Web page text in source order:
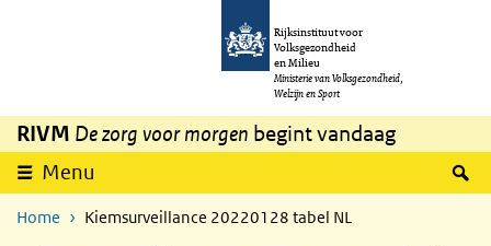
Overslaan en naar de inhoud gaan
Rijksinstituut voor
Volksgezondheid
en Milieu
Ministerie van Volksgezondheid,
Welzijn en Sport
RIVM De zorg voor morgen begint vandaag
Menu
Home Kiemsurveillance 20220128 tabel NL